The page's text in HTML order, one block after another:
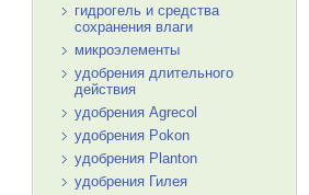
гидрогель и средства
сохранения влаги
микроэлементы
удобрения длительного
действия
удобрения Agrecol
удобрения Pokon
удобрения Planton
удобрения Гилея